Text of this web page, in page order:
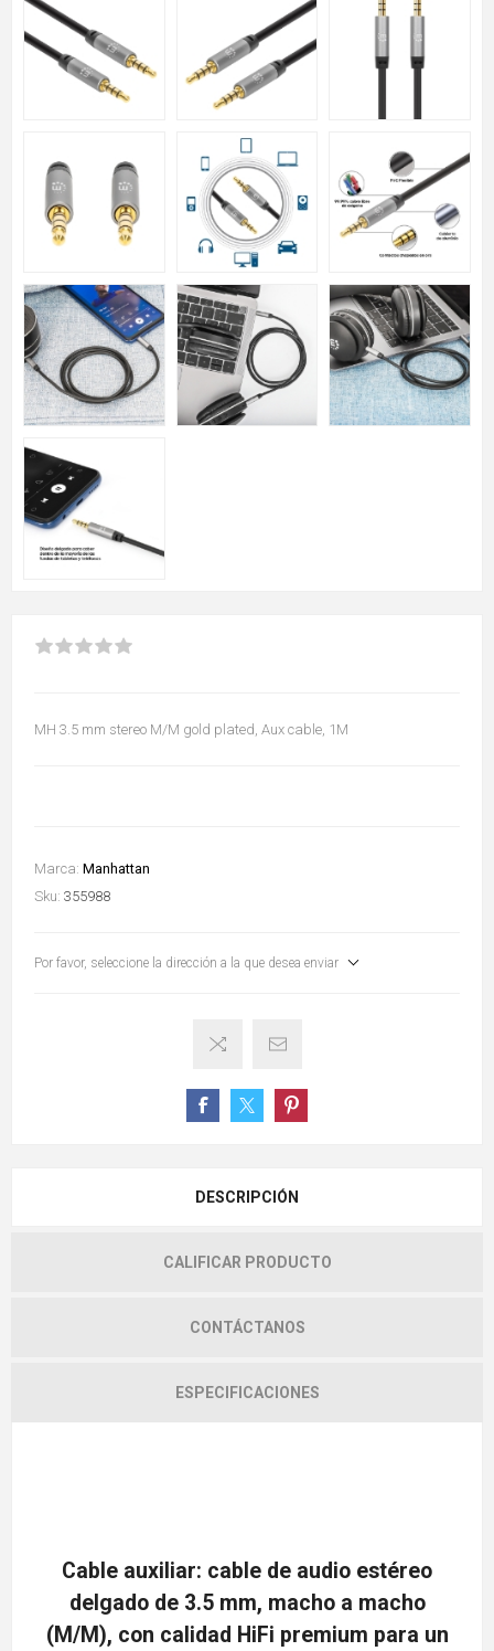
MH 3.5 mm stereo M/M gold plated, Aux cable, 1M
Marca: Manhattan
Sku: 355988
Por favor, seleccione la dirección a la que desea enviar
DESCRIPCIÓN
CALIFICAR PRODUCTO
CONTÁCTANOS
ESPECIFICACIONES
Cable auxiliar: cable de audio estéreo
delgado de 3.5 mm, macho a macho
(M/M), con calidad HiFi premium para un